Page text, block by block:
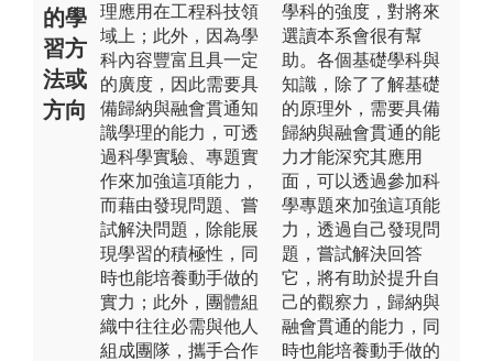
的學
習方
法或
方向
理應用在工程科技領
域上；此外，因為學
科內容豐富且具一定
的廣度，因此需要具
備歸納與融會貫通知
識學理的能力，可透
過科學實驗、專題實
作來加強這項能力，
而藉由發現問題、嘗
試解決問題，除能展
現學習的積極性，同
時也能培養動手做的
實力；此外，團體組
織中往往必需與他人
組成團隊，攜手合作
學科的強度，對將來
選讀本系會很有幫
助。各個基礎學科與
知識，除了了解基礎
的原理外，需要具備
歸納與融會貫通的能
力才能深究其應用
面，可以透過參加科
學專題來加強這項能
力，透過自己發現問
題，嘗試解決回答
它，將有助於提升自
己的觀察力，歸納與
融會貫通的能力，同
時也能培養動手做的